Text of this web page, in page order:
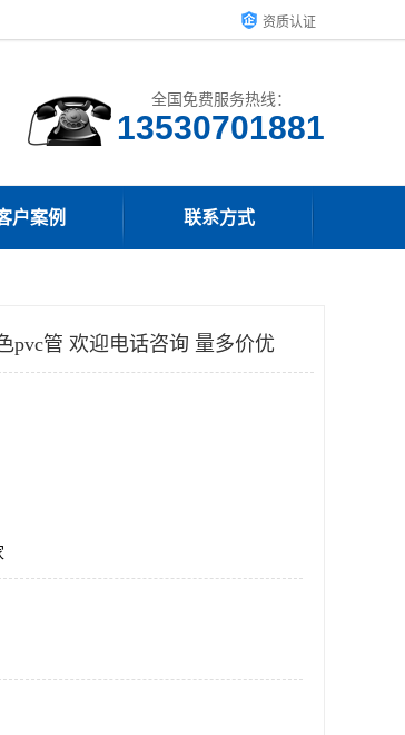
资质认证
全国免费服务热线：
户案例 联系方式
pvc管 欢迎电话咨询 量多价优